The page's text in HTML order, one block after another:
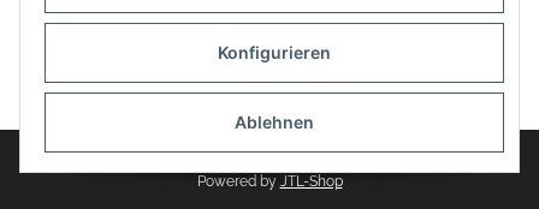
* Alle Preise inkl. gesetzlicher USt., zzgl.Versand
Powered by JTL-Shop
Konfigurieren
Ablehnen